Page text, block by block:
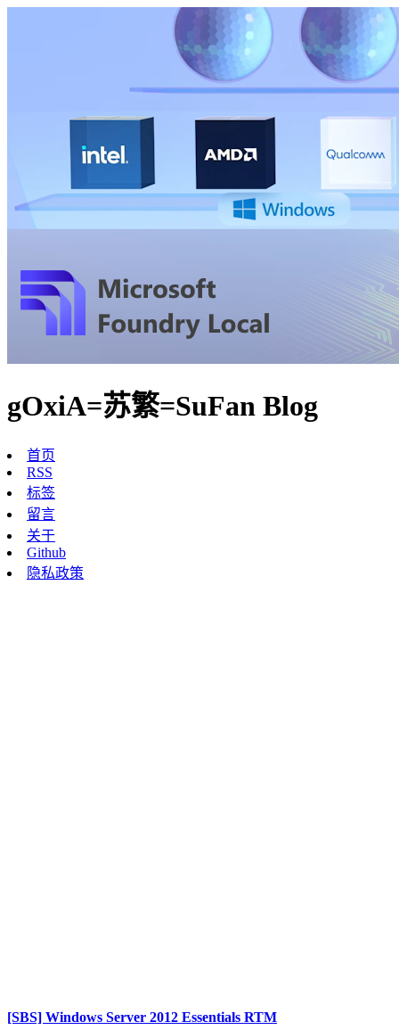
gOxiA=苏繁=SuFan Blog
首页
RSS
标签
留言
关于
Github
隐私政策
[SBS] Windows Server 2012 Essentials RTM